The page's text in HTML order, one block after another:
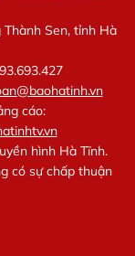
Thành Sen, tỉnh Hà
cáo:
hình Hà Tĩnh.
có sự chấp thuận